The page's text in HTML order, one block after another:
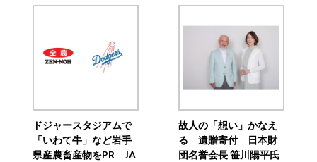
ドジャースタジアムで
「いわて牛」など岩手
県産農畜産物をPR JA
故人の「想い」かなえ
る 遺贈寄付 日本財
団名誉会長 笹川陽平氏